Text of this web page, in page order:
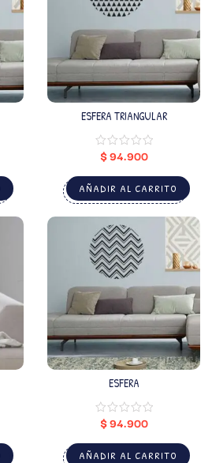
ESFERA TRIANGULAR
$94.900
AÑADIR AL CARRITO
ESFERA
$94.900
AÑADIR AL CARRITO